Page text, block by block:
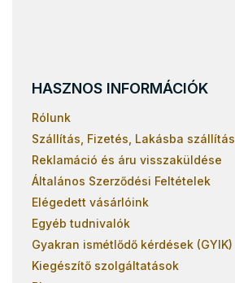
HASZNOS INFORMÁCIÓK
Rólunk
Szállítás, Fizetés, Lakásba szállítás
Reklamáció és áru visszaküldése
Általános Szerződési Feltételek
Elégedett vásárlóink
Egyéb tudnivalók
Gyakran ismétlődő kérdések (GYIK)
Kiegészítő szolgáltatások